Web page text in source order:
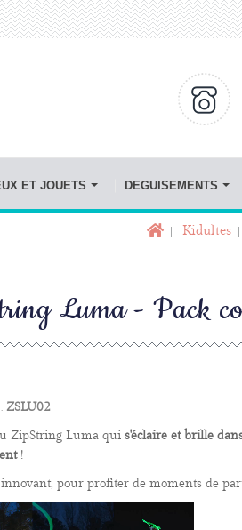
ET JOUETS DEGUISEMENTS
Kidultes
Luma - Pack
ZSLU02
ZipString Luma qui s'éclaire et brille
!
pour profiter de moments de